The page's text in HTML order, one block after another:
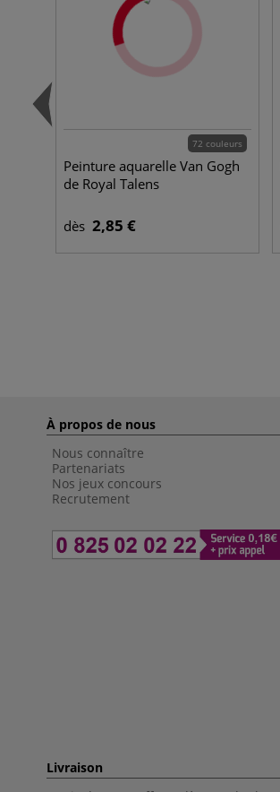
72 couleurs
Peinture aquarelle Van Gogh
de Royal Talens
dès 2,85 €
À propos de nous
Nous connaître
Partenariats
Nos jeux concours
Recrutement
Livraison